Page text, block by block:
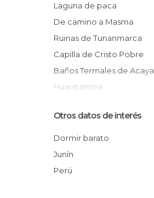
Laguna de paca
De camino a Masma
Ruinas de Tunanmarca
Capilla de Cristo Pobre
Baños Termales de Acaya
Huaripampa
Otros datos de interés
Dormir barato
Junín
Perú